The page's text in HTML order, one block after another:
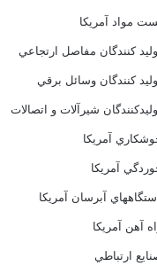
مواد آمريکا
کنندگان مفاصل ارتجاعي
کنندگان وسائل برقي
شيرآلات و اتصالات
آمريکا
آمريکا
آبرسان آمريکا
آهن آمريکا
ارتباطي